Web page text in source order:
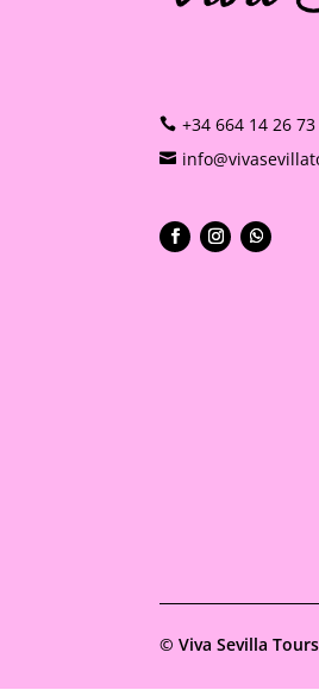
+34 664 14 26 73
©Viva Sevilla